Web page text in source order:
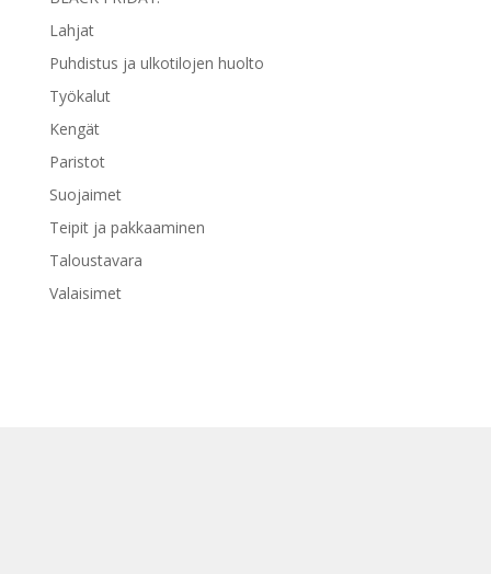
Lahjat
Puhdistus ja ulkotilojen huolto
Työkalut
Kengät
Paristot
Suojaimet
Teipit ja pakkaaminen
Taloustavara
Valaisimet